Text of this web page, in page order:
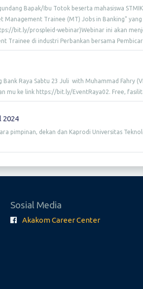
Bapak/Ibu Totok beserta mahasiswa
Management Trainee (MT) Jobs in Banking"
bit.ly/prospleid-webinar)Webinar ini akan
Trainee di industri Perbankan bersama
Raya Sabtu 23 Juli with Muhammad Fahry
mu ke link https://bit.ly/EventRaya02. Free,
2024
pimpinan, dekan dan Kaprodi Universitas
Sosial Media
Akakom Career Center